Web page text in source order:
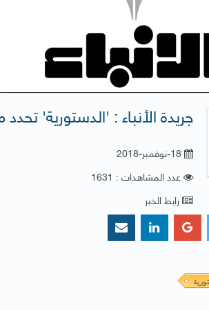
جريدة الأنباء : 'الدستورية'
18-نوفمبر-2018
عدد المشاهدات : 1631
رابط الخبر